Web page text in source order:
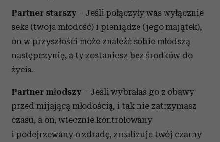
Partner starszy – Jeśli połączyły was wyłącznie
seks (twoja młodość) i pieniądze (jego majątek),
on w przyszłości może znaleźć sobie młodszą
następczynię, a ty zostaniesz bez środków do
życia.
Partner młodszy – Jeśli wybrałaś go z obawy
przed mijającą młodością, i tak nie zatrzymasz
czasu, a on, wiecznie kontrolowany
i podejrzewany o zdradę, zrealizuje twój czarny